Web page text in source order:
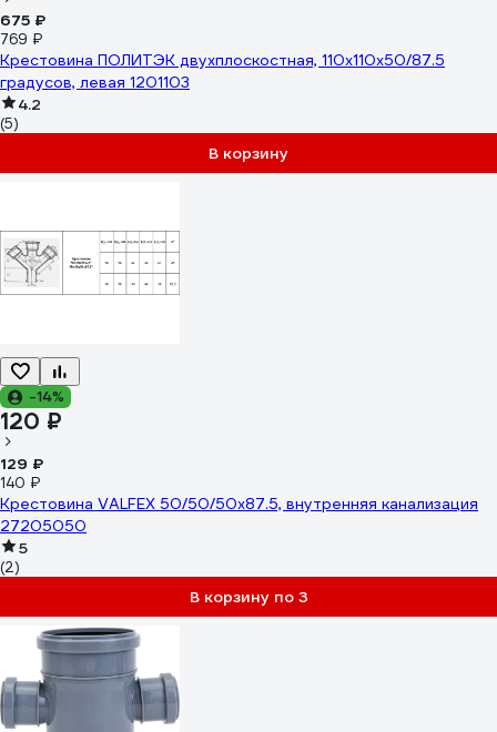
675 ₽
769 ₽
Крестовина ПОЛИТЭК двухплоскостная, 110х110х50/87.5
градусов, левая 1201103
4.2
(5)
В корзину
-14%
120 ₽
129 ₽
140 ₽
Крестовина VALFEX 50/50/50x87.5, внутренняя канализация
27205050
5
(2)
В корзину по 3